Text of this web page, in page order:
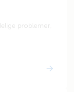
problemer,